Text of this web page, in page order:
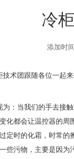
冷
添加时
术团跟随各位一起来
：当我们的手去接
化都会让温控器的
定时的化霜，时常
些污物，主要是因